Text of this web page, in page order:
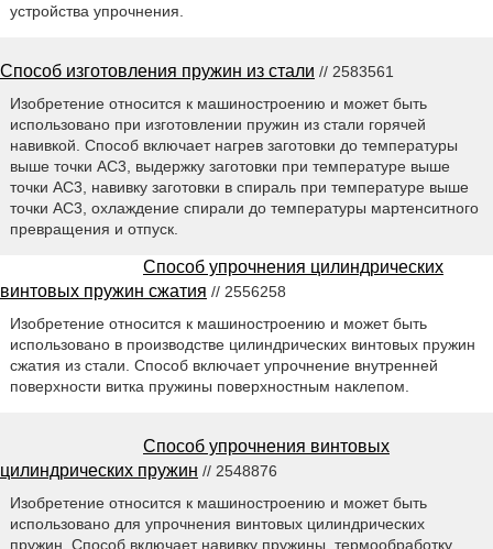
устройства упрочнения.
Способ изготовления пружин из стали // 2583561
Изобретение относится к машиностроению и может быть
использовано при изготовлении пружин из стали горячей
навивкой. Способ включает нагрев заготовки до температуры
выше точки AC3, выдержку заготовки при температуре выше
точки AC3, навивку заготовки в спираль при температуре выше
точки AC3, охлаждение спирали до температуры мартенситного
превращения и отпуск.
Способ упрочнения цилиндрических
винтовых пружин сжатия // 2556258
Изобретение относится к машиностроению и может быть
использовано в производстве цилиндрических винтовых пружин
сжатия из стали. Способ включает упрочнение внутренней
поверхности витка пружины поверхностным наклепом.
Способ упрочнения винтовых
цилиндрических пружин // 2548876
Изобретение относится к машиностроению и может быть
использовано для упрочнения винтовых цилиндрических
пружин. Способ включает навивку пружины, термообработку,